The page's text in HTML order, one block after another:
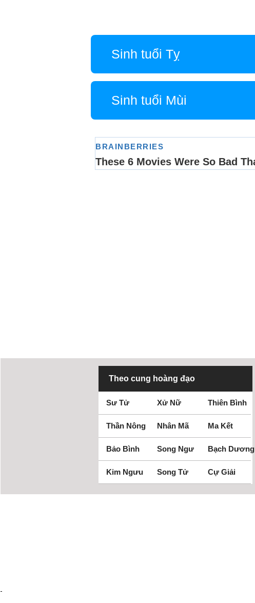
Sinh tuổi Tỵ
Sinh tuổi Mùi
Theo cung hoàng đạo
Sư Tử Xử Nữ Thiên Bình
Thần Nông Nhân Mã Ma Kết
Bảo Bình Song Ngư Bạch Dương
Kim Ngưu Song Tử Cự Giải